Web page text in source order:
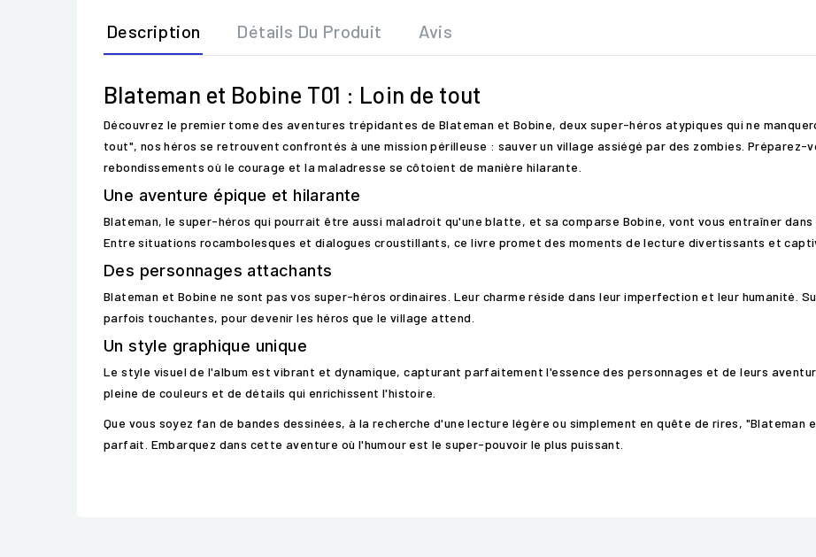
Description Détails Du Produit Avis
Blateman et Bobine T01 : Loin de tout
Découvrez le premier tome des aventures trépidantes de Blateman et Bobine, deux super-héros atypiques qui ne
tout", nos héros se retrouvent confrontés à une mission périlleuse : sauver un village assiégé par des zombies. Préparez-
rebondissements où le courage et la maladresse se côtoient de manière hilarante.
Une aventure épique et hilarante
Blateman, le super-héros qui pourrait être aussi maladroit qu'une blatte, et sa comparse Bobine, vont vous entraîner dans
Entre situations rocambolesques et dialogues croustillants, ce livre promet des moments de lecture divertissants et
Des personnages attachants
Blateman et Bobine ne sont pas vos super-héros ordinaires. Leur charme réside dans leur imperfection et leur humanité.
parfois touchantes, pour devenir les héros que le village attend.
Un style graphique unique
Le style visuel de l'album est vibrant et dynamique, capturant parfaitement l'essence des personnages et de leurs
pleine de couleurs et de détails qui enrichissent l'histoire.
Que vous soyez fan de bandes dessinées, à la recherche d'une lecture légère ou simplement en quête de rires, "Blateman
parfait. Embarquez dans cette aventure où l'humour est le super-pouvoir le plus puissant.